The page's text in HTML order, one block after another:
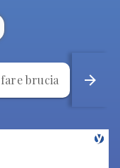
fare brucia